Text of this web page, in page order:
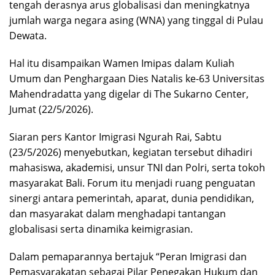
tengah derasnya arus globalisasi dan meningkatnya
jumlah warga negara asing (WNA) yang tinggal di Pulau
Dewata.
Hal itu disampaikan Wamen Imipas dalam Kuliah
Umum dan Penghargaan Dies Natalis ke-63 Universitas
Mahendradatta yang digelar di The Sukarno Center,
Jumat (22/5/2026).
Siaran pers Kantor Imigrasi Ngurah Rai, Sabtu
(23/5/2026) menyebutkan, kegiatan tersebut dihadiri
mahasiswa, akademisi, unsur TNI dan Polri, serta tokoh
masyarakat Bali. Forum itu menjadi ruang penguatan
sinergi antara pemerintah, aparat, dunia pendidikan,
dan masyarakat dalam menghadapi tantangan
globalisasi serta dinamika keimigrasian.
Dalam pemaparannya bertajuk “Peran Imigrasi dan
Pemasyarakatan sebagai Pilar Penegakan Hukum dan